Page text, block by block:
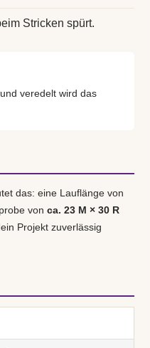
Stricken spürt.
veredelt wird das
das: eine Lauflänge von
von ca. 23 M × 30 R
Projekt zuverlässig